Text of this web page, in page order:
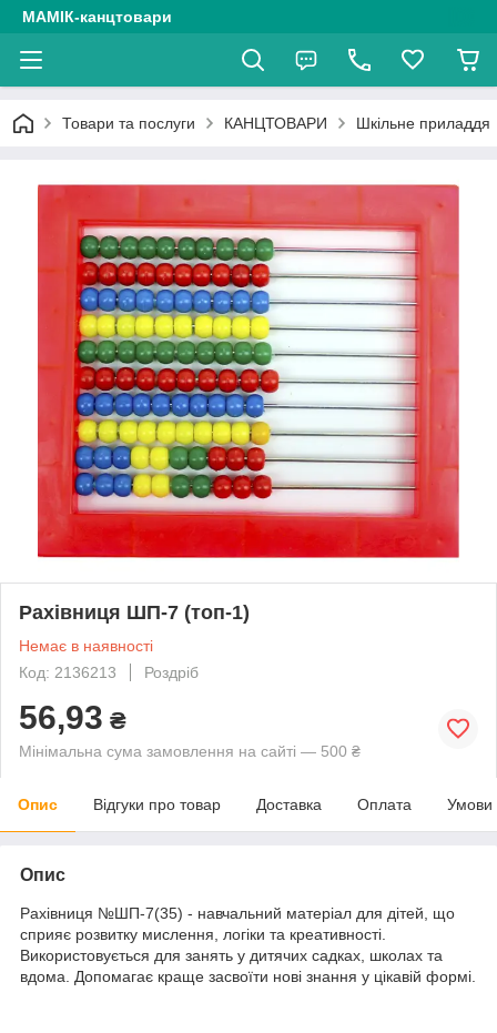
МАМІК-канцтовари
Товари та послуги КАНЦТОВАРИ Шкільне приладдя
Рахівниця ШП-7 (топ-1)
Немає в наявності
Код: 2136213
Роздріб
56,93 ₴
Мінімальна сума замовлення на сайті — 500 ₴
Опис Відгуки про товар Доставка Оплата Умови
Опис
Рахівниця №ШП-7(35) - навчальний матеріал для дітей, що
сприяє розвитку мислення, логіки та креативності.
Використовується для занять у дитячих садках, школах та
вдома. Допомагає краще засвоїти нові знання у цікавій формі.